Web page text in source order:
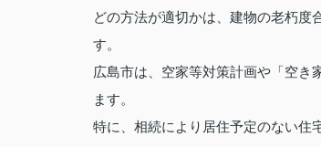
どの方法が適切かは、建物の老朽度
す。
広島市は、空家等対策計画や「空き
ます。
特に、相続により居住予定のない住